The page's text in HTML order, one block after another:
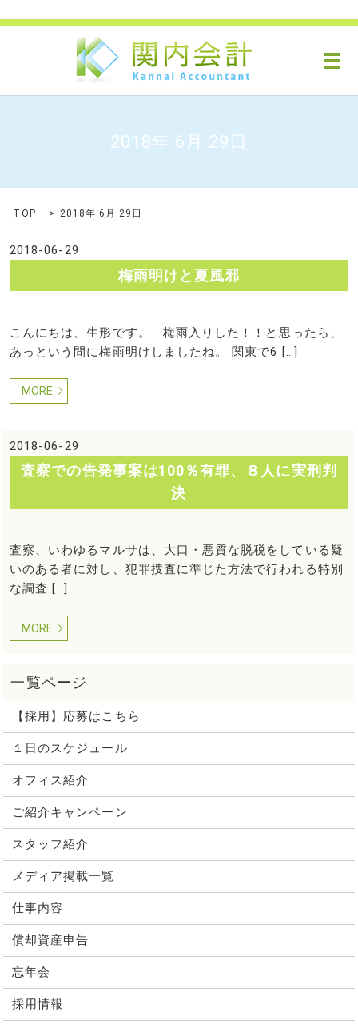
メ
2018年 6月 29日
TOP 2018年 6月 29日
2018-06-29
梅雨明けと夏風邪
こんにちは、生形です。 梅雨入りした！！と思ったら、
あっという間に梅雨明けしましたね。 関東で6 […]
MORE
2018-06-29
査察での告発事案は100％有罪、８人に実刑判
決
査察、いわゆるマルサは、大口・悪質な脱税をしている疑
いのある者に対し、犯罪捜査に準じた方法で行われる特別
な調査 […]
MORE
【採用】応募はこちら
１日のスケジュール
オフィス紹介
ご紹介キャンペーン
スタッフ紹介
メディア掲載一覧
仕事内容
償却資産申告
忘年会
採用情報